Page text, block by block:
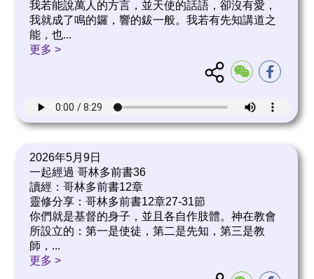
我若能說萬人的方言，並天使的話語，卻沒有愛，
我就成了鳴的鑼，響的鈸一般。我若有先知講道之
能，也...
更多 >
2026年5月9日
一起經過 哥林多前書36
讀經：哥林多前書12章
靈修分享：哥林多前書12章27-31節
你們就是基督的身子，並且各自作肢體。神在教會
所設立的：第一是使徒，第二是先知，第三是教
師， ...
更多 >